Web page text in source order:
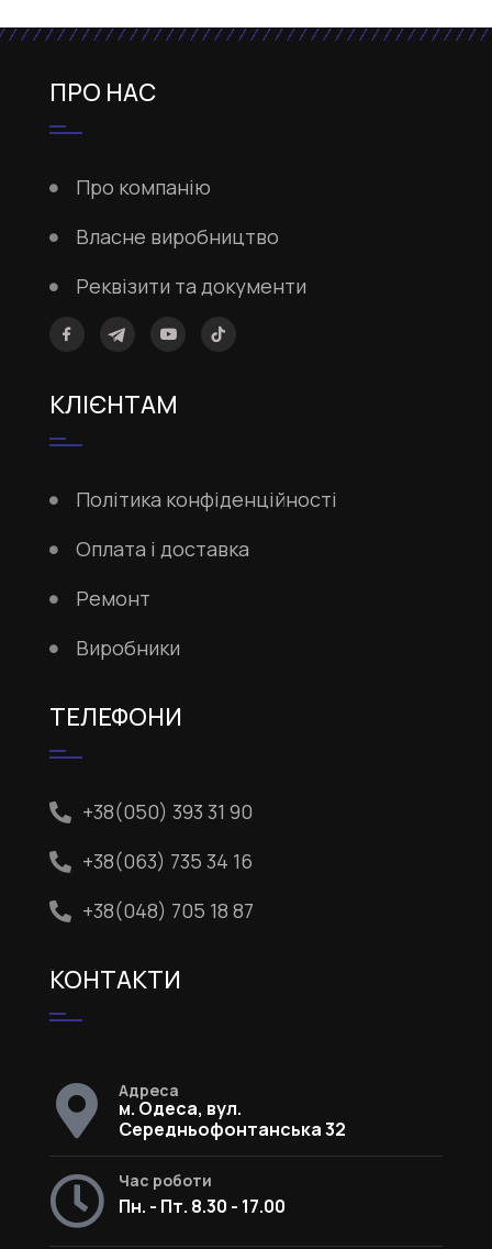
ПРО НАС
Про компанію
Власне виробництво
Реквізити та документи
КЛІЄНТАМ
Політика конфіденційності
Оплата і доставка
Ремонт
Виробники
ТЕЛЕФОНИ
+38(050) 393 31 90
+38(063) 735 34 16
+38(048) 705 18 87
КОНТАКТИ
Адреса
м. Одеса, вул.
Середньофонтанська 32
Час роботи
Пн. - Пт. 8.30 - 17.00